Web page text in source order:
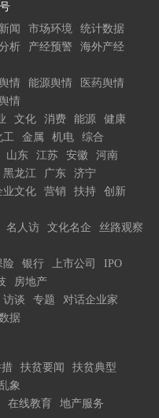
闻 市场环境
统计数据
析 产经预警
海外产经
情 能源舆情
医药舆情
情
文化 消费 能源
健康
工 金属 机电
综合
山东 江苏 安徽
河南
黑龙江 广东
济宁
业文化 营销 扶持
创新
名人访 文化名企
丝路观察
险 银行 上市公司
IPO
房地产
访谈 专题
对话企业家
据
扶贫要闻
扶贫典型
象
在线教育
地产服务